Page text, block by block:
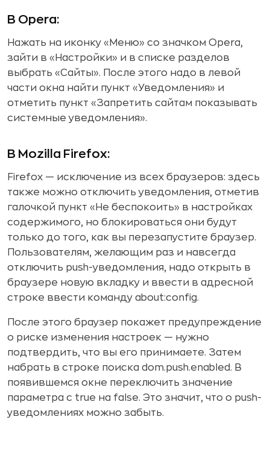
В Opera:
Нажать на иконку «Меню» со значком Opera,
зайти в «Настройки» и в списке разделов
выбрать «Сайты». После этого надо в левой
части окна найти пункт «Уведомления» и
отметить пункт «Запретить сайтам показывать
системные уведомления».
В Mozilla Firefox:
Firefox — исключение из всех браузеров: здесь
также можно отключить уведомления, отметив
галочкой пункт «Не беспокоить» в настройках
содержимого, но блокироваться они будут
только до того, как вы перезапустите браузер.
Пользователям, желающим раз и навсегда
отключить push-уведомления, надо открыть в
браузере новую вкладку и ввести в адресной
строке ввести команду about:config.
После этого браузер покажет предупреждение
о риске изменения настроек — нужно
подтвердить, что вы его принимаете. Затем
набрать в строке поиска dom.push.enabled. В
появившемся окне переключить значение
параметра с true на false. Это значит, что о push-
уведомлениях можно забыть.